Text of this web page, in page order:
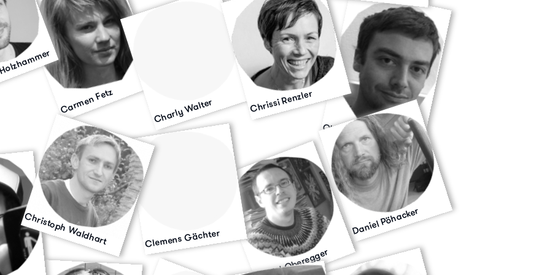
Carmen Fetz Charly Walter Chrissi Renzler
Christian Dummer
Christoph Waldhart Clemens Gächter
Daniel Oberegger
Daniel Pöhacker